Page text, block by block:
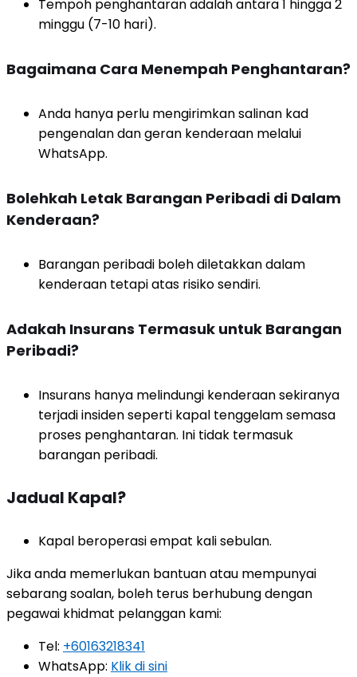
Tempoh penghantaran adalah antara 1 hingga 2
minggu (7-10 hari).
Bagaimana Cara Menempah Penghantaran?
Anda hanya perlu mengirimkan salinan kad
pengenalan dan geran kenderaan melalui
WhatsApp.
Bolehkah Letak Barangan Peribadi di Dalam
Kenderaan?
Barangan peribadi boleh diletakkan dalam
kenderaan tetapi atas risiko sendiri.
Adakah Insurans Termasuk untuk Barangan
Peribadi?
Insurans hanya melindungi kenderaan sekiranya
terjadi insiden seperti kapal tenggelam semasa
proses penghantaran. Ini tidak termasuk
barangan peribadi.
Jadual Kapal?
Kapal beroperasi empat kali sebulan.
Jika anda memerlukan bantuan atau mempunyai
sebarang soalan, boleh terus berhubung dengan
pegawai khidmat pelanggan kami:
Tel: +60163218341
WhatsApp: Klik di sini